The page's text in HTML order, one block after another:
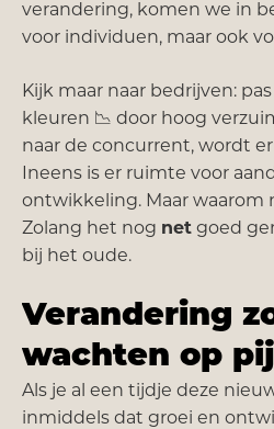
verandering, komen we in
voor individuen, maar ook
Kijk maar naar bedrijven:
kleuren 📉 door hoog
naar de concurrent, wordt
Ineens is er ruimte voor
ontwikkeling. Maar waarom
Zolang het nog net goed
bij het oude.
Verandering
wachten op
Als je al een tijdje deze
inmiddels dat groei en